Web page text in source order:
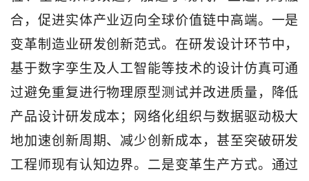
合，促进实体产业迈向全球价值链中高端。一是
变革制造业研发创新范式。在研发设计环节中，
基于数字孪生及人工智能等技术的设计仿真可通
过避免重复进行物理原型测试并改进质量，降低
产品设计研发成本；网络化组织与数据驱动极大
地加速创新周期、减少创新成本，甚至突破研发
工程师现有认知边界。二是变革生产方式。通过